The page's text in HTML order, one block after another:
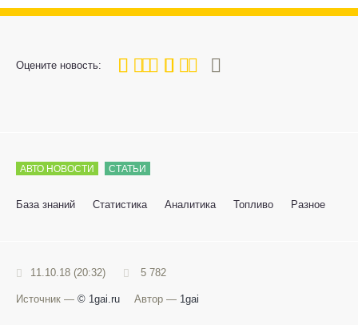
Оцените новость:
80
1 3 4 5
АВТО НОВОСТИ СТАТЬИ
База знаний Статистика Аналитика Топливо Разное
11.10.18 (20:32) 5 782
Источник — © 1gai.ru Автор — 1gai